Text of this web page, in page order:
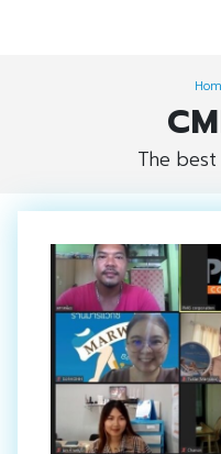
Media Solution
Trading & E-
ข้อมูลบริษัท
จัดงานแสดงสินค้าและอีเ
ติดต่อเรา
The